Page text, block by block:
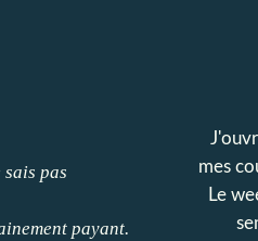
pas
payant.
mes
Le